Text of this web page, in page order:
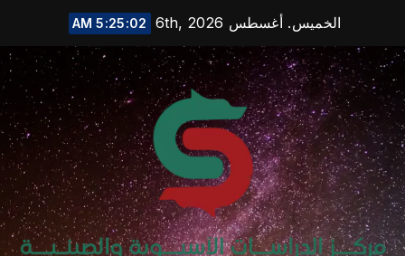
content
الخميس. أغسطس 6th, 2026 5:25:03 AM